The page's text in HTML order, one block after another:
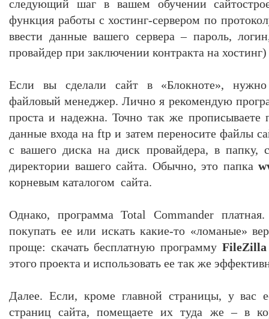
следующий шаг в вашем обучении
функция работы с хостинг-сервером по
ввести данные вашего сервера – пароль,
провайдер при заключении контракта на
Если вы сделали сайт в «Блокноте», нужно
файловый менеджер. Лично я рекомендую
проста и надежна. Точно так же прописываете
данные входа на ftp и затем переносите файлы
с вашего диска на диск провайдера, в папку,
директории вашего сайта. Обычно, это папка
корневым каталогом сайта.
Однако, программа Total Commander
покупать ее или искать какие-то «ломаные»
проще: скачать бесплатную программу FileZilla
этого проекта и использовать ее так же
Далее. Если, кроме главной страницы, у вас
страниц сайта, помещаете их туда же – в